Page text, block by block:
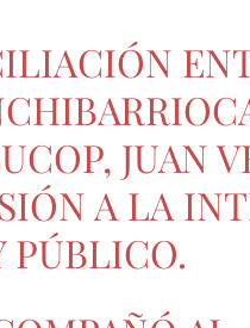
JUAN
A LA
PÚBLICO.